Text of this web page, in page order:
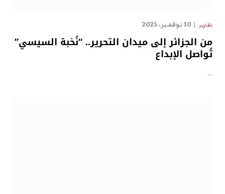
تقارير 10 نوفمبر، 2025
من الجزائر إلى ميدان التحرير.. “نُخبة السيسي”
تُواصل الإبداع
…